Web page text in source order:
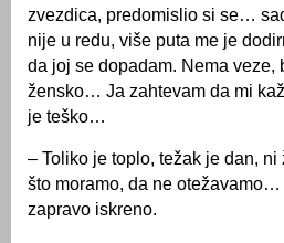
zvezdica, predomislio si se…
nije u redu, više puta me je
da joj se dopadam. Nema veze,
žensko… Ja zahtevam da mi
je teško…
– Toliko je toplo, težak je dan,
što moramo, da ne
zapravo iskreno.